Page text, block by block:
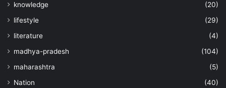
knowledge
(20)
lifestyle
(29)
literature
(4)
madhya-pradesh
(104)
maharashtra
(5)
Nation
(40)